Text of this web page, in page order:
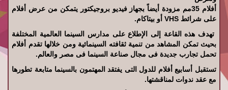
أفلام 35مم مزودة أيضاً بجهاز فيديو بروجيكتور يتمكن من عرض أفلام
على شرائط VHS أو بيتاكام.
تهدف هذه القاعة إلى الإطلاع على مدارس السينما العالمية المختلفة
بحيث تمكن المشاهد من تنمية ثقافته السينمائية ومن خلالها تقدم أفلام
تحمل تجارب جديدة فى مجال صناعة السينما فى مصر والعالم.
تستقبل أسابيع أفلام للدول التى يفتقد المهتمون بالسينما متابعة تطورها
مع عقد ندوات لمناقشتها.